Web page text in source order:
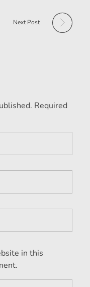
Next Post
Required
in this